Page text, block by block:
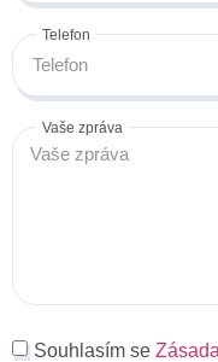
Telefon
Vaše zpráva
Souhlasím se